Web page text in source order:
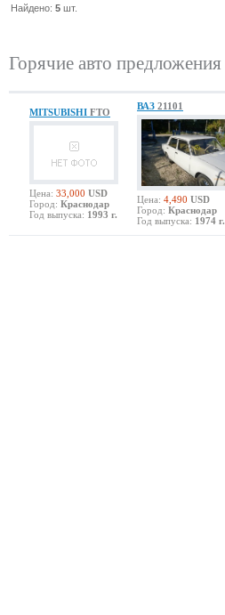
Найдено:5 шт.
Горячие авто предложения
MITSUBISHI FTO
Цена: 33,000 USD
Город: Краснодар
Год выпуска: 1993 г.
ВАЗ 21101
Цена: 4,490 USD
Город: Краснодар
Год выпуска: 1974 г.